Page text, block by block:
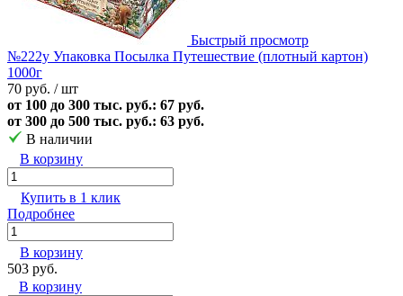
Быстрый просмотр
№222у Упаковка Посылка Путешествие (плотный картон)
1000г
70 руб. / шт
от 100 до 300 тыс. руб.: 67 руб.
от 300 до 500 тыс. руб.: 63 руб.
В наличии
В корзину
Купить в 1 клик
Подробнее
В корзину
503 руб.
В корзину